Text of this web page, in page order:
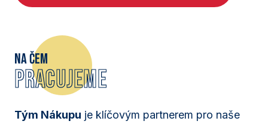
Na čem
pracujeme
Tým Nákupu je klíčovým partnerem pro naše